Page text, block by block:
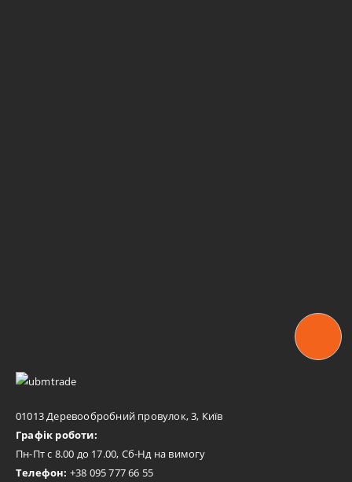
01013 Деревообробний провулок, 3, Київ
Графік роботи:
Пн-Пт с 8.00 до 17.00, Сб-Нд на вимогу
Телефон: +38 095 777 66 55